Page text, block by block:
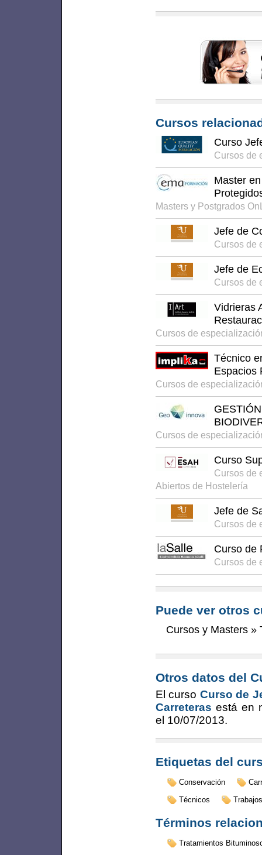
Cursos
Curso
Cursos de
Master
Masters y Postgrados
Jefe de
Cursos de
Jefe de
Cursos de
Vidrieras
Cursos de
Técnico
Espacios
Cursos de
Cursos de
Curso
Cursos de
Abiertos de Hostelería
Jefe de
Cursos de
Curso de
Cursos de
Puede ver otros
Cursos y Masters »
Otros datos del
El curso Curso de
Carreteras está en
el 10/07/2013.
Etiquetas del
Conservación
Técnicos
Trabajos
Términos
Tratamientos